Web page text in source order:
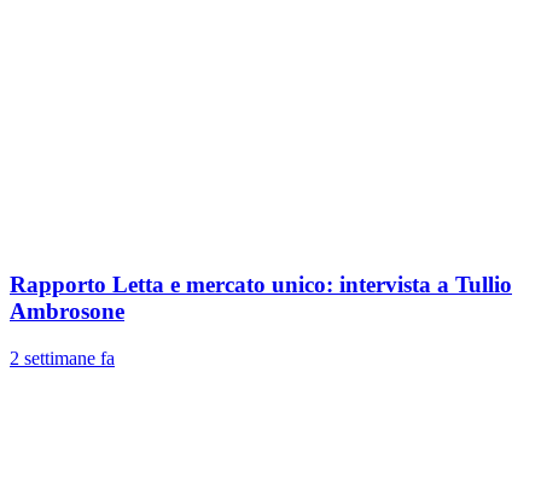
Rapporto Letta e mercato unico: intervista a Tullio
Ambrosone
2 settimane fa